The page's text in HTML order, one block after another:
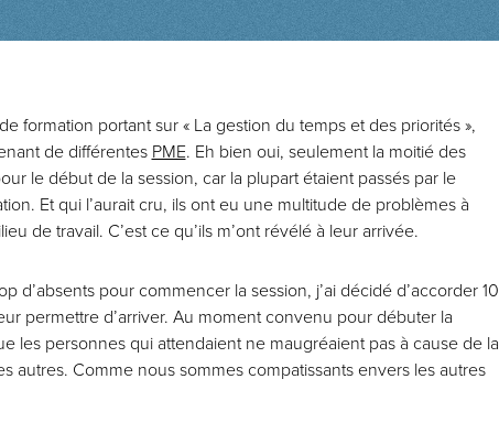
formation portant sur « La gestion du temps et des priorités »,
de différentes PME. Eh bien oui, seulement la moitié des
le début de la session, car la plupart étaient passés par le
Et qui l’aurait cru, ils ont eu une multitude de problèmes à
de travail. C’est ce qu’ils m’ont révélé à leur arrivée.
d’absents pour commencer la session, j’ai décidé d’accorder 10
permettre d’arriver. Au moment convenu pour débuter la
les personnes qui attendaient ne maugréaient pas à cause de la
Comme nous sommes compatissants envers les autres